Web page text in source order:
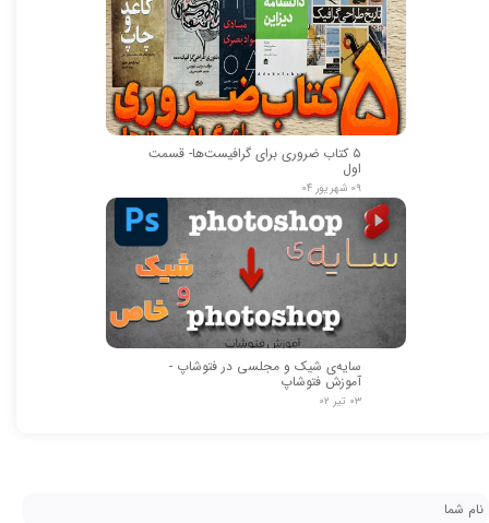
۵ کتاب ضروری برای گرافیست‌ها- قسمت
اول
۰۹ شهریور ۰۴
سایه‌ی شیک و مجلسی در فتوشاپ -
آموزش فتوشاپ
۰۳ تیر ۰۲